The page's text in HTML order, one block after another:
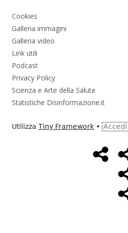
Cookies
Galleria immagini
Galleria video
Link utili
Podcast
Privacy Policy
Scienza e Arte della Salute
Statistiche Disinformazione.it
Utilizza Tiny Framework • Accedi
MenùHome
Page